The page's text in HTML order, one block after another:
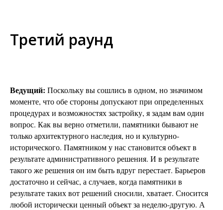
Третий раунд
Ведущий: Поскольку вы сошлись в одном, но значимом
моменте, что обе стороны допускают при определенных
процедурах и возможностях застройку, я задам вам один
вопрос. Как вы верно отметили, памятники бывают не
только архитектурного наследия, но и культурно-
исторического. Памятником у нас становится объект в
результате административного решения. И в результате
такого же решения он им быть вдруг перестает. Барьеров
достаточно и сейчас, а случаев, когда памятники в
результате таких вот решений сносили, хватает. Сносится
любой исторически ценный объект за неделю-другую. А